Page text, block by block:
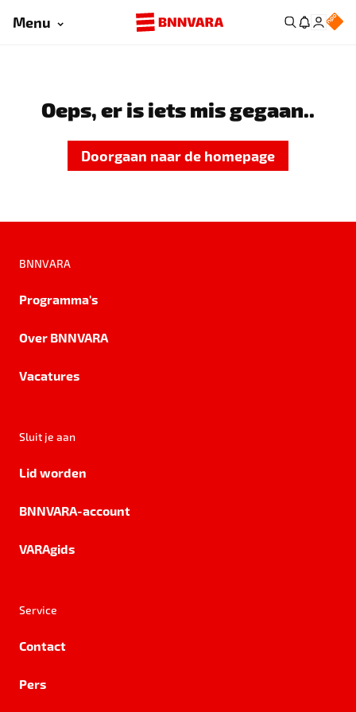
Menu
Oeps, er is iets mis gegaan..
Doorgaan naar de homepage
BNNVARA
Programma's
Over BNNVARA
Vacatures
Sluit je aan
Lid worden
BNNVARA-account
VARAgids
Service
Contact
Pers